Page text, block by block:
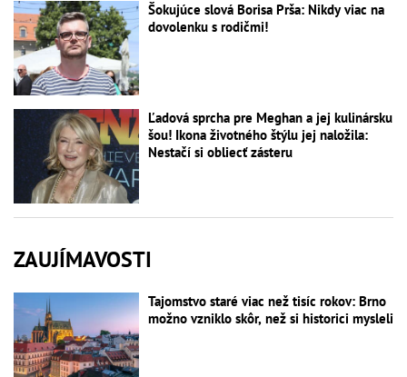
Šokujúce slová Borisa Prša: Nikdy viac na
dovolenku s rodičmi!
Ľadová sprcha pre Meghan a jej kulinársku
šou! Ikona životného štýlu jej naložila:
Nestačí si obliecť zásteru
ZAUJÍMAVOSTI
Tajomstvo staré viac než tisíc rokov: Brno
možno vzniklo skôr, než si historici mysleli